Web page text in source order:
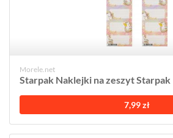
Morele.net
Starpak Naklejki na zeszyt Starpak
7,99 zł